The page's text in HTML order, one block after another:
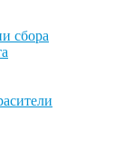
сбора